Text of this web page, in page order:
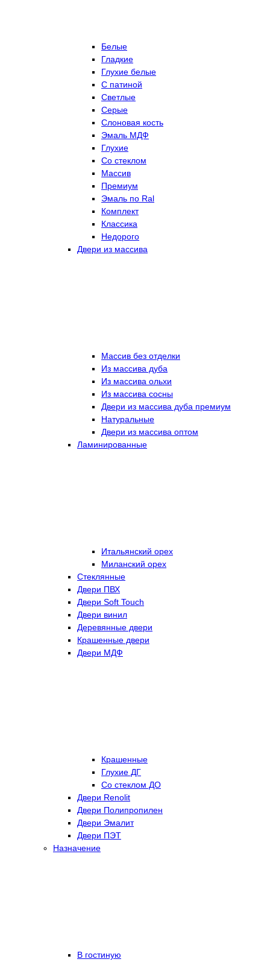
Белые
Гладкие
Глухие белые
С патиной
Светлые
Серые
Слоновая кость
Эмаль МДФ
Глухие
Со стеклом
Массив
Премиум
Эмаль по Ral
Комплект
Классика
Недорого
Двери из массива
Массив без отделки
Из массива дуба
Из массива ольхи
Из массива сосны
Двери из массива дуба премиум
Натуральные
Двери из массива оптом
Ламинированные
Итальянский орех
Миланский орех
Стеклянные
Двери ПВХ
Двери Soft Touch
Двери винил
Деревянные двери
Крашенные двери
Двери МДФ
Крашенные
Глухие ДГ
Со стеклом ДО
Двери Renolit
Двери Полипропилен
Двери Эмалит
Двери ПЭТ
Назначение
В гостиную